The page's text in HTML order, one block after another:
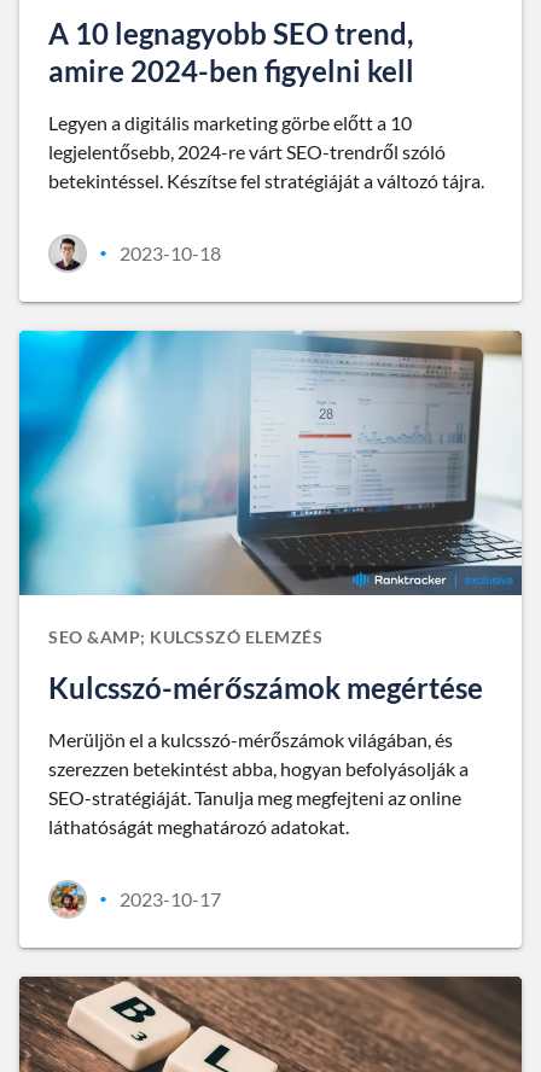
A 10 legnagyobb SEO trend,
amire 2024-ben figyelni kell
Legyen a digitális marketing görbe előtt a 10
legjelentősebb, 2024-re várt SEO-trendről szóló
betekintéssel. Készítse fel stratégiáját a változó tájra.
• 2023-10-18
SEO &AMP; KULCSSZÓ ELEMZÉS
Kulcsszó-mérőszámok megértése
Merüljön el a kulcsszó-mérőszámok világában, és
szerezzen betekintést abba, hogyan befolyásolják a
SEO-stratégiáját. Tanulja meg megfejteni az online
láthatóságát meghatározó adatokat.
• 2023-10-17